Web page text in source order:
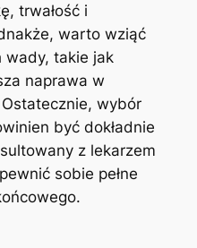
trwałość i
warto wziąć
wady, takie jak
naprawa w
wybór
być dokładnie
z lekarzem
sobie pełne